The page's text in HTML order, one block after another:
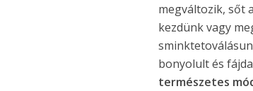
megváltozik, sőt
kezdünk vagy
bonyolult és
természetes